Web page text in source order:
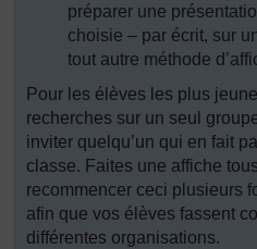
préparer une
choisie – par écrit, sur
tout autre méthode
Pour les élèves les plus
recherches sur un seul
inviter quelqu’un qui en fait
classe. Faites une affiche
recommencer ceci plusieurs
afin que vos élèves fassent
différentes organisations.